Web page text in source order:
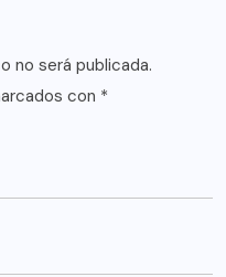
no será publicada.
con *